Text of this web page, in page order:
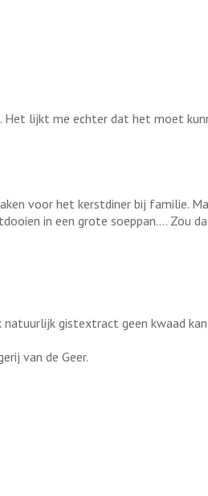
Het lijkt me echter dat het moet
voor het kerstdiner bij familie.
in een grote soeppan.... Zou
gistextract geen kwaad
van de Geer.